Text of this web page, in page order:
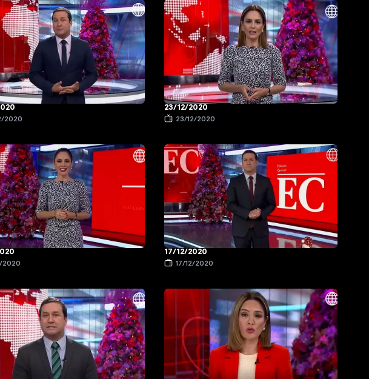
2020
23/12/2020
23/12/2020
2020
17/12/2020
17/12/2020